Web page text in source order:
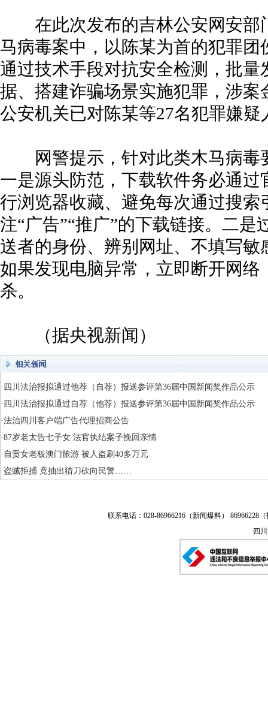
在此次发布的吉林公安网安部
马病毒案中，以陈某为首的犯罪团
通过技术手段对抗安全检测，批
据、搭建诈骗场景实施犯罪，涉案
公安机关已对陈某等27名犯罪嫌
网警提示，针对此类木马病毒
一是源头防范，下载软件务必通
行浏览器收藏、避免每次通过搜
注“广告”“推广”的下载链接。二
送者的身份、辨别网址、不填写
如果发现电脑异常，立即断开网
杀。
（据央视新闻）
·四川法治报拟通过他荐（自荐）报送参评第36届中国新闻奖作品公示
·四川法治报拟通过自荐（他荐）报送参评第36届中国新闻奖作品公示
·法治四川客户端广告代理招商公告
·87岁老太告七子女 法官执结案子挽回亲情
·自贡女老板澳门旅游 被人盗刷40多万元
·盗贼拒捕 竟抽出猎刀砍向民警……
联系电话：028-86966216（新闻爆料） 86966228
四